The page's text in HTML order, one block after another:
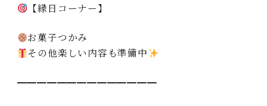
【縁日コーナー】
お菓子つかみ
その他楽しい内容も準備中
━━━━━━━━━━━━━━